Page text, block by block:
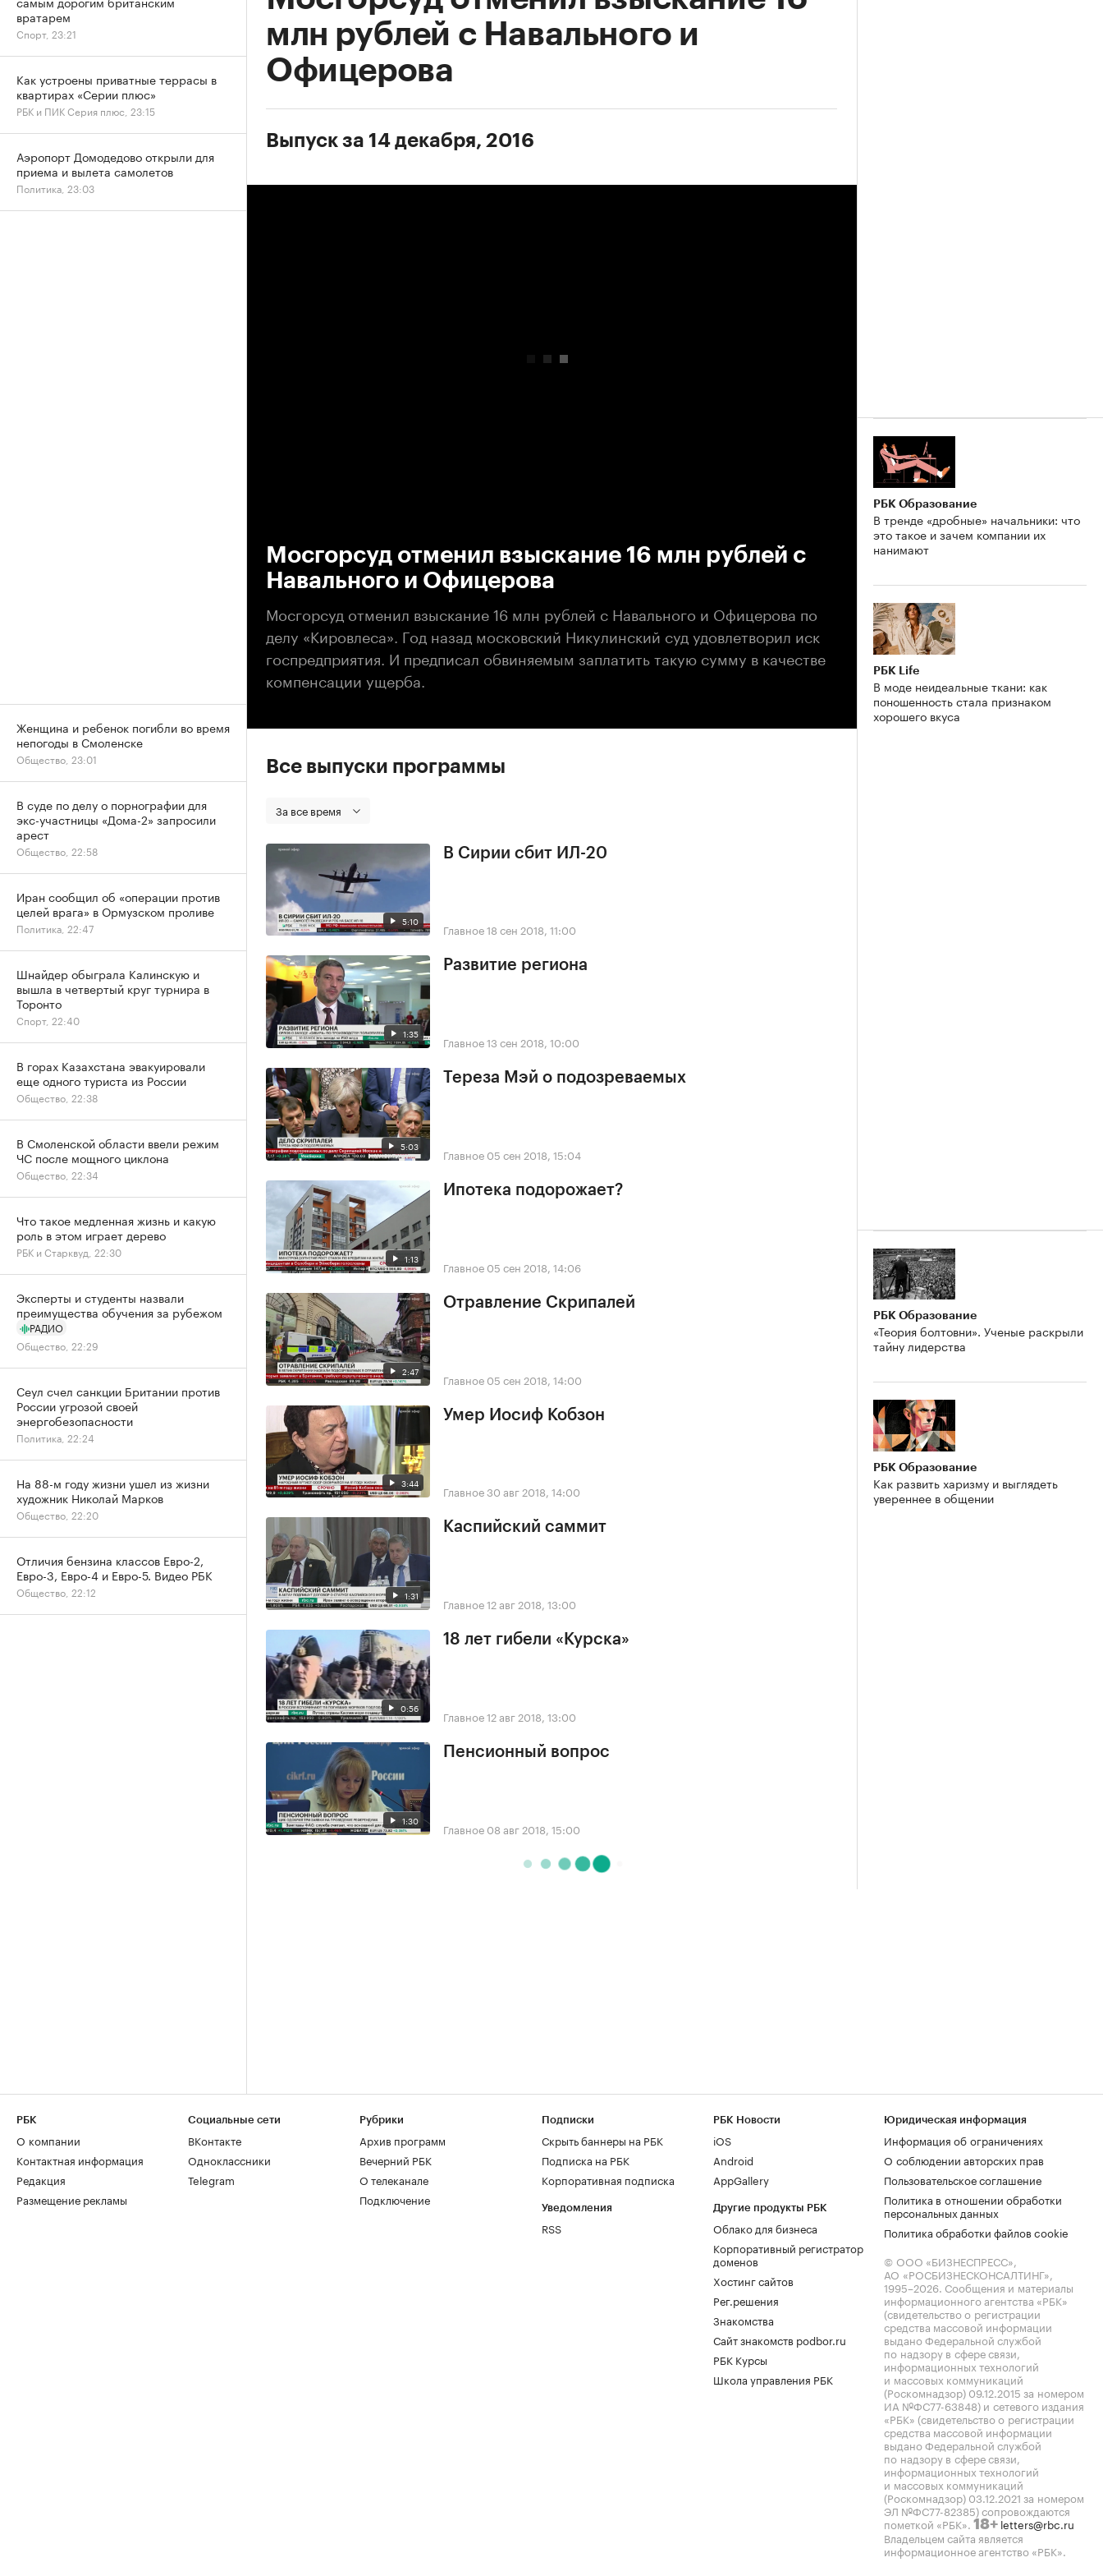
млн рублей с Навального и
Офицерова
Выпуск за 14 декабря, 2016
Мосгорсуд отменил взыскание 16 млн рублей с
Навального и Офицерова
Мосгорсуд отменил взыскание 16 млн рублей с Навального и Офицерова по
делу «Кировлеса». Год назад московский Никулинский суд удовлетворил иск
госпредприятия. И предписал обвиняемым заплатить такую сумму в качестве
компенсации ущерба.
Все выпуски программы
За все время
5:10
В Сирии сбит ИЛ-20
Главное18 сен 2018, 11:00
1:35
Развитие региона
Главное13 сен 2018, 10:00
5:03
Тереза Мэй о подозреваемых
Главное 05 сен 2018, 15:04
1:13
Ипотека подорожает?
Главное 05 сен 2018, 14:06
2:47
Отравление Скрипалей
Главное 05 сен 2018, 14:00
3:44
Умер Иосиф Кобзон
Главное30 авг 2018, 14:00
1:31
Каспийский саммит
Главное12 авг 2018, 13:00
0:56
18 лет гибели «Курска»
Главное12 авг 2018, 13:00
1:30
Пенсионный вопрос
Главное 08 авг 2018, 15:00
РБК Образование
В тренде «дробные» начальники: что
это такое и зачем компании их
нанимают
РБК Life
В моде неидеальные ткани: как
поношенность стала признаком
хорошего вкуса
РБК Образование
«Теория болтовни». Ученые раскрыли
тайну лидерства
РБК Образование
Как развить харизму и выглядеть
увереннее в общении
вратарем
Спорт, 23:21
Как устроены приватные террасы в
квартирах «Серии плюс»
РБК и ПИК Серия плюс, 23:15
Аэропорт Домодедово открыли для
приема и вылета самолетов
Политика, 23:03
Женщина и ребенок погибли во время
непогоды в Смоленске
Общество, 23:01
В суде по делу о порнографии для
экс-участницы «Дома-2» запросили
арест
Общество, 22:58
Иран сообщил об «операции против
целей врага» в Ормузском проливе
Политика, 22:47
Шнайдер обыграла Калинскую и
вышла в четвертый круг турнира в
Торонто
Спорт, 22:40
В горах Казахстана эвакуировали
еще одного туриста из России
Общество, 22:38
В Смоленской области ввели режим
ЧС после мощного циклона
Общество, 22:34
Что такое медленная жизнь и какую
роль в этом играет дерево
РБК и Старквуд, 22:30
Эксперты и студенты назвали
преимущества обучения за рубежом
РАДИО
Общество, 22:29
Сеул счел санкции Британии против
России угрозой своей
энергобезопасности
Политика, 22:24
На 88-м году жизни ушел из жизни
художник Николай Марков
Общество, 22:20
Отличия бензина классов Евро-2,
Евро-3, Евро-4 и Евро-5. Видео РБК
Общество, 22:12
РБК
О компании
Контактная информация
Редакция
Размещение рекламы
Социальные сети
ВКонтакте
Одноклассники
Telegram
Рубрики
Архив программ
Вечерний РБК
О телеканале
Подключение
Подписки
Скрыть баннеры на РБК
Подписка на РБК
Корпоративная подписка
Уведомления
RSS
РБК Новости
iOS
Android
AppGallery
Другие продукты РБК
Облако для бизнеса
Корпоративный регистратор
доменов
Хостинг сайтов
Рег.решения
Знакомства
Сайт знакомств podbor.ru
РБК Курсы
Школа управления РБК
Юридическая информация
Информация об ограничениях
О соблюдении авторских прав
Пользовательское соглашение
Политика в отношении обработки
персональных данных
Политика обработки файлов cookie
© ООО «БИЗНЕСПРЕСС»,
АО «РОСБИЗНЕСКОНСАЛТИНГ»,
1995–2026. Сообщения и материалы
информационного агентства «РБК»
(свидетельство о регистрации
средства массовой информации
выдано Федеральной службой
по надзору в сфере связи,
информационных технологий
и массовых коммуникаций
(Роскомнадзор) 09.12.2015 за номером
ИА №ФС77-63848) и сетевого издания
«РБК» (свидетельство о регистрации
средства массовой информации
выдано Федеральной службой
по надзору в сфере связи,
информационных технологий
и массовых коммуникаций
(Роскомнадзор) 03.12.2021 за номером
ЭЛ №ФС77-82385) сопровождаются
пометкой «РБК». 18+ letters@rbc.ru
Владельцем сайта является
информационное агентство «РБК».